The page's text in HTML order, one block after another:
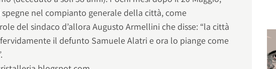
spegne nel compianto generale della città, come
del sindaco d’allora Augusto Armellini che disse: “la città
il defunto Samuele Alatri e ora lo piange come